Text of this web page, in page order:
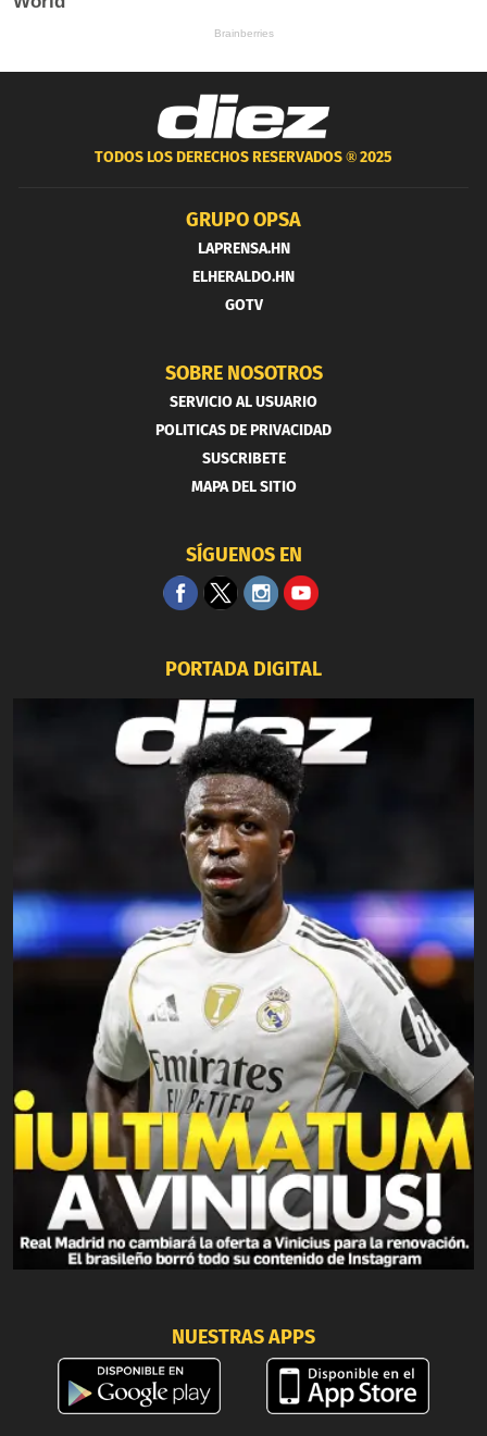
TODOS LOS DERECHOS RESERVADOS ®2025
GRUPO OPSA
LAPRENSA.HN
ELHERALDO.HN
GOTV
SOBRE NOSOTROS
SERVICIO AL USUARIO
POLITICAS DE PRIVACIDAD
SUSCRIBETE
MAPA DEL SITIO
SÍGUENOS EN
PORTADA DIGITAL
NUESTRAS APPS